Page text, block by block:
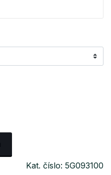
Kat. číslo: 5G093100